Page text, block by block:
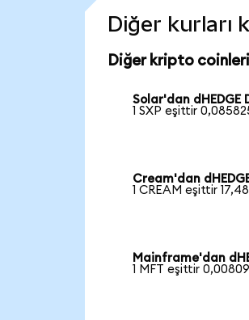
Diğer kurları
Diğer kripto
Solar'dan dHEDGE
1 SXP eşittir
Cream'dan
1 CREAM eşittir
Mainframe'dan
1 MFT eşittir